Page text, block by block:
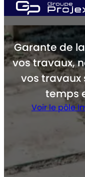
Aller
au
contenu
Projex
Garante de
vos travaux,
vos travaux
temps
Voir le pôle